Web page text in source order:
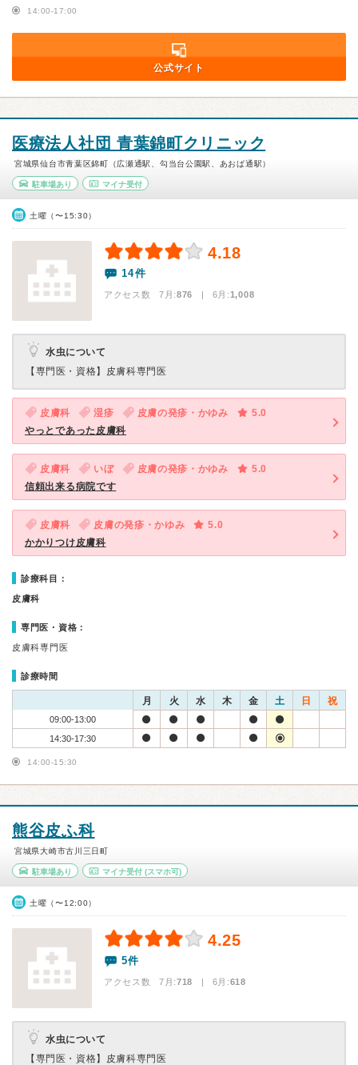
14:00-17:00
公式サイト
医療法人社団 青葉錦町クリニック
宮城県仙台市青葉区錦町（広瀬通駅、勾当台公園駅、あおば通駅）
駐車場あり マイナ受付
土曜（〜15:30）
4.18
14件
アクセス数 7月:876 | 6月:1,008
水虫について
【専門医・資格】 皮膚科専門医
皮膚科 湿疹 皮膚の発疹・かゆみ
5.0
やっとであった皮膚科
皮膚科 いぼ 皮膚の発疹・かゆみ
5.0
信頼出来る病院です
皮膚科 皮膚の発疹・かゆみ
5.0
かかりつけ皮膚科
診療科目：
皮膚科
専門医・資格：
皮膚科専門医
診療時間
月 火 水 木 金 土 日 祝
09:00-13:00
14:30-17:30
14:00-15:30
熊谷皮ふ科
宮城県大崎市古川三日町
駐車場あり マイナ受付(スマホ可)
土曜（〜12:00）
4.25
5件
アクセス数 7月:718 | 6月:618
水虫について
【専門医・資格】 皮膚科専門医